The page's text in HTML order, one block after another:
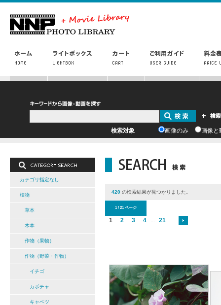
検索対象 画像のみ 画像と
カテゴリ指定なし
植物
草本
木本
作物（果物）
作物（野菜・作物）
イチゴ
カボチャ
キャベツ
420 の検索結果が見つかりました。
1 / 21 ページ
1 2 3 4 ... 21